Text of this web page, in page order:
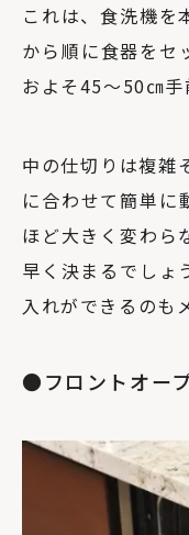
これは、食洗機を
から順に食器をセ
およそ45〜50㎝手
中の仕切りは複雑
に合わせて簡単に
ほど大きく変わら
早く決まるでしょ
入れができるのも
●フロントオー